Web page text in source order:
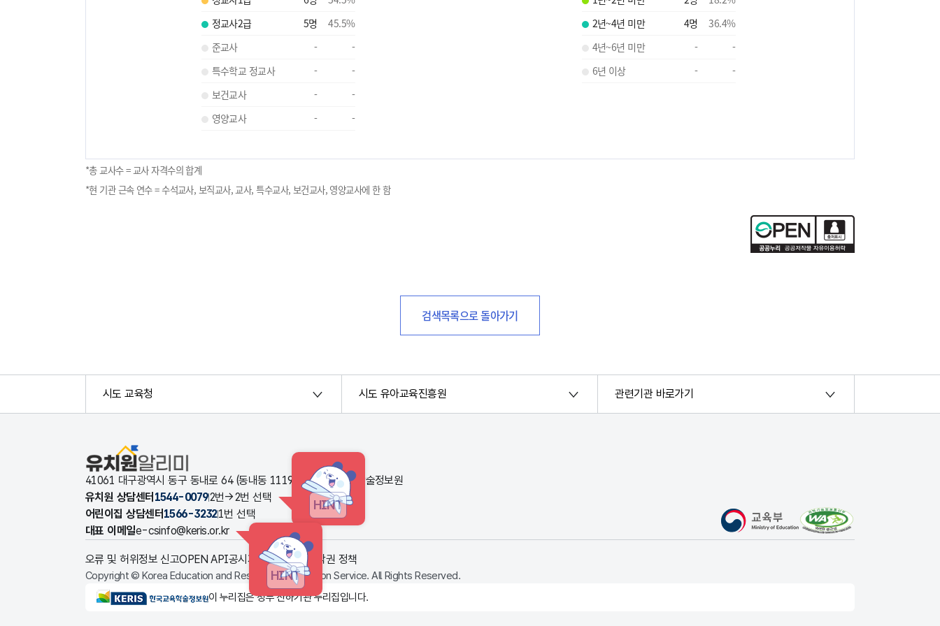
정교사2급
5명 45.5%
준교사
-
-
특수학교 정교사
-
-
보건교사
-
-
영양교사
- -
2년~4년 미만
4명 36.4%
4년~6년 미만
-
-
6년 이상
- -
*총 교사수 = 교사 자격수의 합계
*현 기관 근속 연수 = 수석교사, 보직교사, 교사, 특수교사, 보건교사, 영양교사에 한 함
검색목록으로 돌아가기
시도 교육청 시도 유아교육진흥원 관련기관 바로가기
유치원알리미
41061 대구광역시 동구 동내로 64 (동내동 1119번지) 한국교육학술정보원
유치원 상담센터 1544-00792번→2번 선택
HINT
어린이집 상담센터 1566-32321번 선택
대표 이메일e-csinfo@keris.or.kr
HINT
오류 및 허위정보 신고OPEN API공시자료 다운로드저작권 정책
Copyright © Korea Education and Research Information Service. All Rights Reserved.
KERIS한국교육학술정보원이 누리집은 정부 산하기관 누리집입니다.